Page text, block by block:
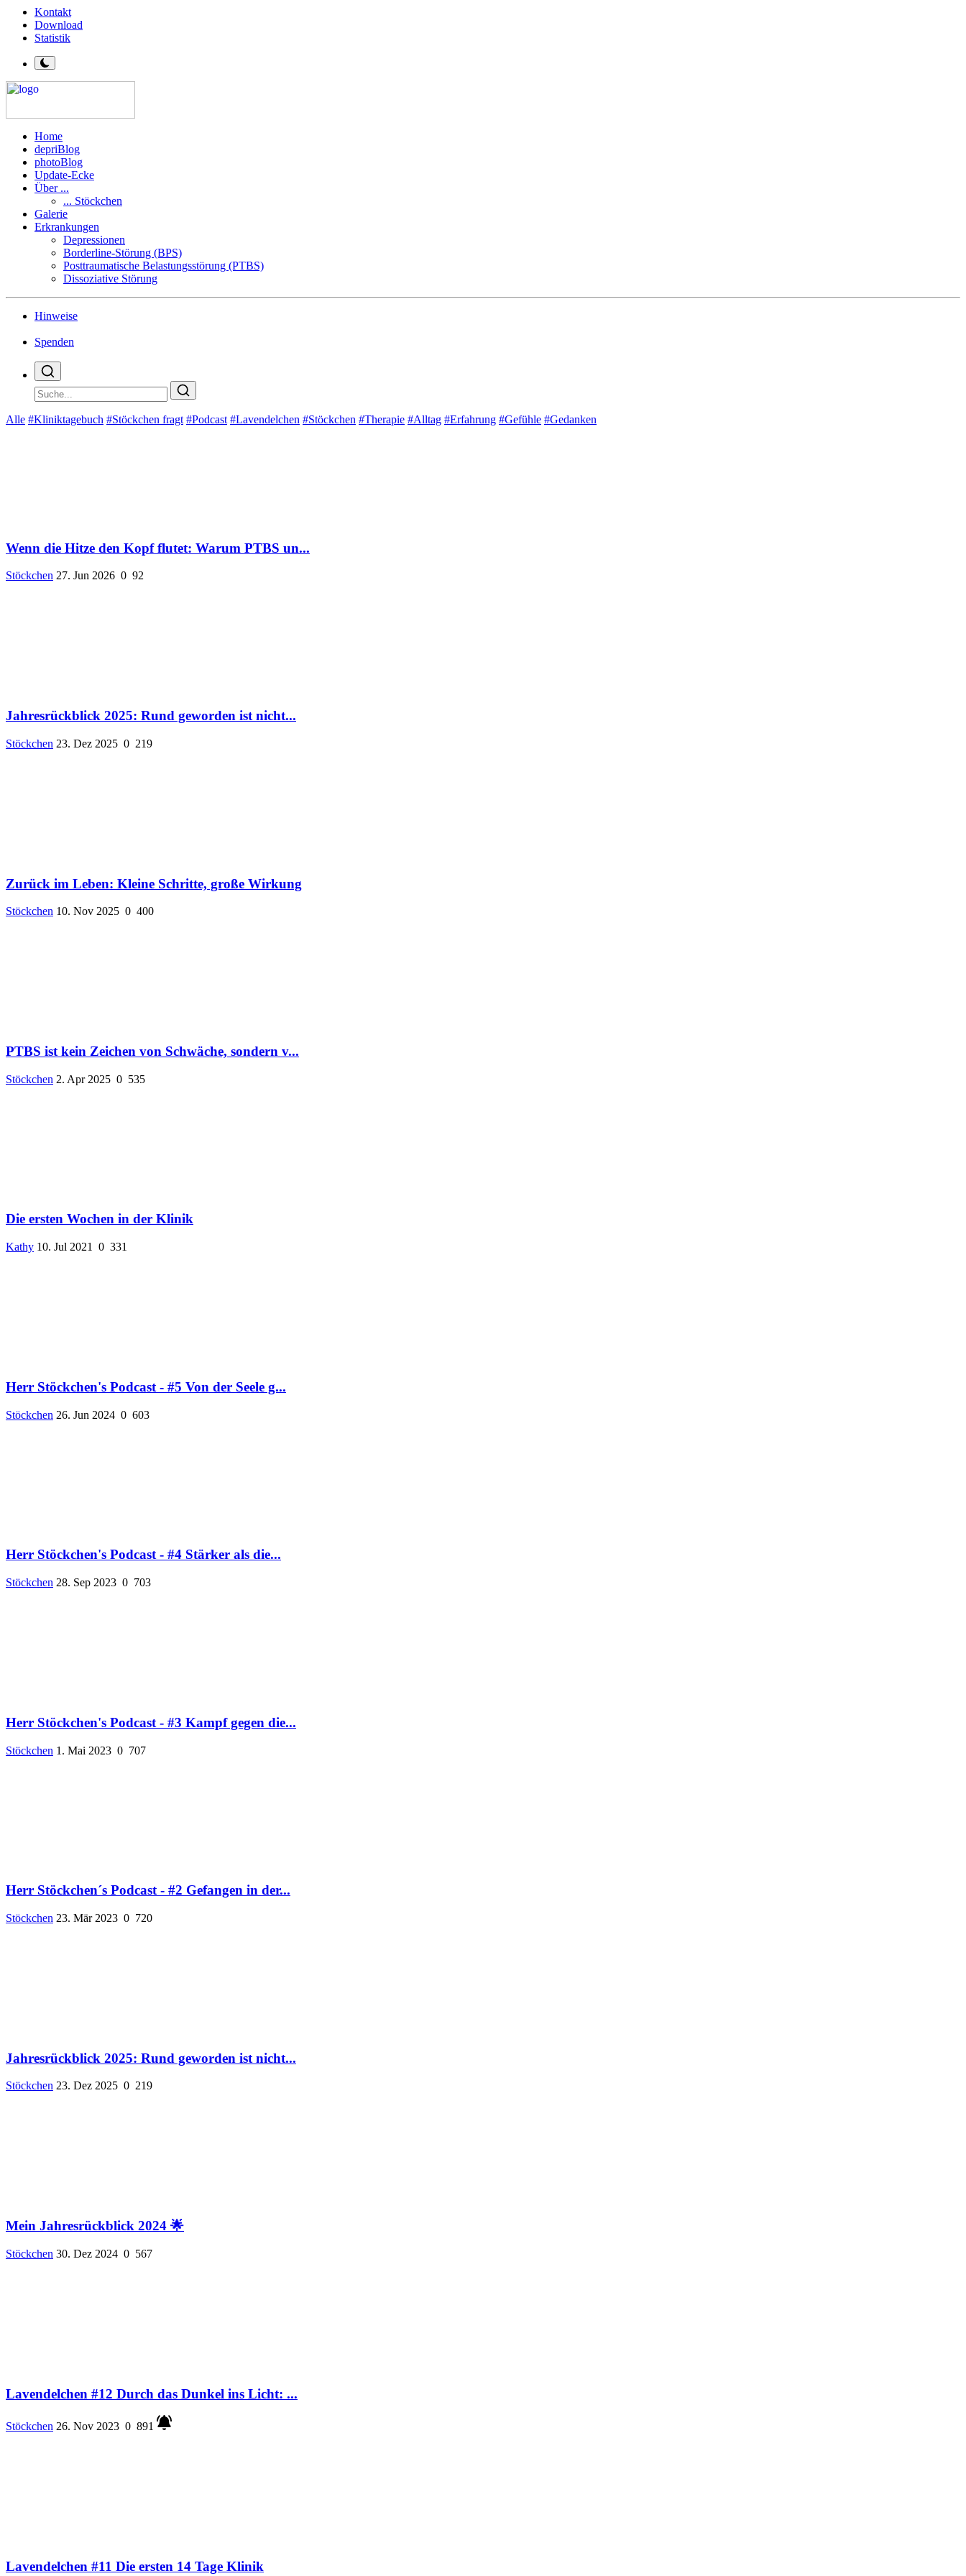
Kontakt
Download
Statistik
Home
depriBlog
photoBlog
Update-Ecke
Über ...
... Stöckchen
Galerie
Erkrankungen
Depressionen
Borderline-Störung (BPS)
Posttraumatische Belastungsstörung (PTBS)
Dissoziative Störung
Hinweise
Spenden
Alle #Kliniktagebuch #Stöckchen fragt #Podcast #Lavendelchen #Stöckchen #Therapie #Alltag #Erfahrung #Gefühle #Gedanken
Wenn die Hitze den Kopf flutet: Warum PTBS un...
Stöckchen 27. Jun 2026 0 92
Jahresrückblick 2025: Rund geworden ist nicht...
Stöckchen 23. Dez 2025 0 219
Zurück im Leben: Kleine Schritte, große Wirkung
Stöckchen 10. Nov 2025 0 400
PTBS ist kein Zeichen von Schwäche, sondern v...
Stöckchen 2. Apr 2025 0 535
Die ersten Wochen in der Klinik
Kathy 10. Jul 2021 0 331
Herr Stöckchen's Podcast - #5 Von der Seele g...
Stöckchen 26. Jun 2024 0 603
Herr Stöckchen's Podcast - #4 Stärker als die...
Stöckchen 28. Sep 2023 0 703
Herr Stöckchen's Podcast - #3 Kampf gegen die...
Stöckchen 1. Mai 2023 0 707
Herr Stöckchen´s Podcast - #2 Gefangen in der...
Stöckchen 23. Mär 2023 0 720
Jahresrückblick 2025: Rund geworden ist nicht...
Stöckchen 23. Dez 2025 0 219
Mein Jahresrückblick 2024 🌟
Stöckchen 30. Dez 2024 0 567
Lavendelchen #12 Durch das Dunkel ins Licht: ...
Stöckchen 26. Nov 2023 0 891
Lavendelchen #11 Die ersten 14 Tage Klinik